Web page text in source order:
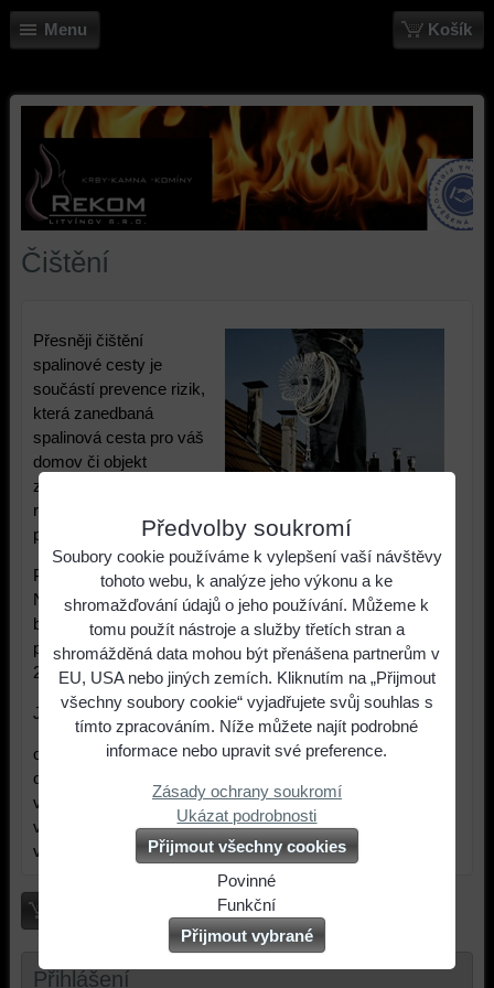
Menu Košík
Čištění
Přesněji čištění
spalinové cesty je
součástí prevence rizik,
která zanedbaná
spalinová cesta pro váš
domov či objekt
znamená. Takovými
riziky jsou například
požár nebo otrava oxidem uhelnatým.
Při provádění čištění spalinové cesty je třeba se řídit
Nařízením vlády č. 91/2010 Sb. o podmínkách požární
bezpečnosti při provozu komínů, kouřovodů a spotřebičů
paliv (dále jen „Nařízení"), které nabylo účinnosti dne 1. 1.
2011.
Jak vyčistit komín?
odstranění pevných usazenin ve spalinové cestě
odstranění nečistot na lapači jisker
vybírání pevných nečistot nahromaděných v neúčinné
výšce komínového průduchu
vyčištění komínu a spalinové cesty od kondenzátů
Přihlášení
Předvolby soukromí
Soubory cookie používáme k vylepšení vaší návštěvy
tohoto webu, k analýze jeho výkonu a ke
shromažďování údajů o jeho používání. Můžeme k
tomu použít nástroje a služby třetích stran a
shromážděná data mohou být přenášena partnerům v
EU, USA nebo jiných zemích. Kliknutím na „Přijmout
všechny soubory cookie“ vyjadřujete svůj souhlas s
tímto zpracováním. Níže můžete najít podrobné
informace nebo upravit své preference.
Zásady ochrany soukromí
Ukázat podrobnosti
Přijmout všechny cookies
Povinné
ukládá
Funkční
data
Přijmout vybrané